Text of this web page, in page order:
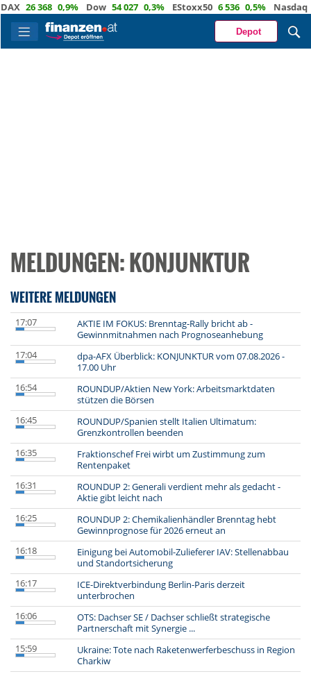
26 368 0,9% Dow 54 027 0,3% EStoxx50 6 536 0,5% Nasdaq 29
Depot
MELDUNGEN: KONJUNKTUR
WEITERE MELDUNGEN
17:07
AKTIE IM FOKUS: Brenntag-Rally bricht ab -
Gewinnmitnahmen nach Prognoseanhebung
17:04
dpa-AFX Überblick: KONJUNKTUR vom 07.08.2026 -
17.00 Uhr
16:54
ROUNDUP/Aktien New York: Arbeitsmarktdaten
stützen die Börsen
16:45
ROUNDUP/Spanien stellt Italien Ultimatum:
Grenzkontrollen beenden
16:35
Fraktionschef Frei wirbt um Zustimmung zum
Rentenpaket
16:31
ROUNDUP 2: Generali verdient mehr als gedacht -
Aktie gibt leicht nach
16:25
ROUNDUP 2: Chemikalienhändler Brenntag hebt
Gewinnprognose für 2026 erneut an
16:18
Einigung bei Automobil-Zulieferer IAV: Stellenabbau
und Standortsicherung
16:17
ICE-Direktverbindung Berlin-Paris derzeit
unterbrochen
16:06
OTS: Dachser SE / Dachser schließt strategische
Partnerschaft mit Synergie ...
15:59
Ukraine: Tote nach Raketenwerferbeschuss in Region
Charkiw